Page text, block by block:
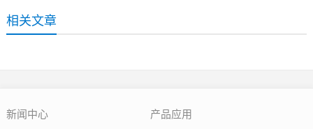
相关文章
新闻中心 产品应用